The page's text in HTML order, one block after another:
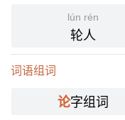
孙诒让 间诂引
分字解释
rén
lún rén
轮人
词语组词
论字组词